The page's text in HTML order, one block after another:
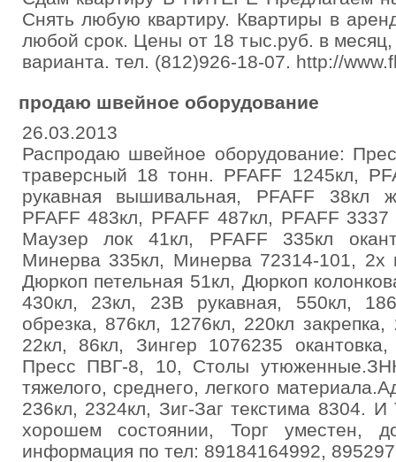
Снять любую квартиру. Квартиры в
любой срок. Цены от 18 тыс.руб. в
варианта. тел. (812)926-18-07. http://
продаю швейное оборудование
26.03.2013
Распродаю швейное оборудование:
траверсный 18 тонн. PFAFF 1245кл,
рукавная вышивальная, PFAFF 38кл
PFAFF 483кл, PFAFF 487кл, PFAFF 3337
Маузер лок 41кл, PFAFF 335кл
Минерва 335кл, Минерва 72314-101, 2х
Дюркоп петельная 51кл, Дюркоп
430кл, 23кл, 23В рукавная, 550кл,
обрезка, 876кл, 1276кл, 220кл
22кл, 86кл, Зингер 1076235
Пресс ПВГ-8, 10, Столы
тяжелого, среднего, легкого
236кл, 2324кл, Зиг-Заг текстима 8304.
хорошем состоянии, Торг уместен,
информация по тел: 89184164992,